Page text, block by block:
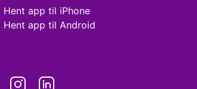
Hent app til iPhone
Hent app til Android